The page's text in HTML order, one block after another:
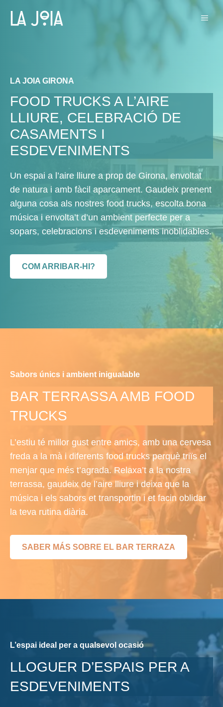
LA JOIA GIRONA
FOOD TRUCKS A L’AIRE
LLIURE, CELEBRACIÓ DE
CASAMENTS I
ESDEVENIMENTS
Un espai a l’aire lliure a prop de Girona, envoltat
de natura i amb fàcil aparcament. Gaudeix prenent
alguna cosa als nostres food trucks, escolta bona
música i envolta’t d’un ambient perfecte per a
sopars, celebracions i esdeveniments inoblidables.
COM ARRIBAR-HI?
Sabors únics i ambient inigualable
BAR TERRASSA AMB FOOD
TRUCKS
L’estiu té millor gust entre amics, amb una cervesa
freda a la mà i diferents food trucks perquè triïs el
menjar que més t’agrada. Relaxa’t a la nostra
terrassa, gaudeix de l’aire lliure i deixa que la
música i els sabors et transportin i et facin oblidar
la teva rutina diària.
SABER MÁS SOBRE EL BAR TERRAZA
L’espai ideal per a qualsevol ocasió
LLOGUER D’ESPAIS PER A
ESDEVENIMENTS